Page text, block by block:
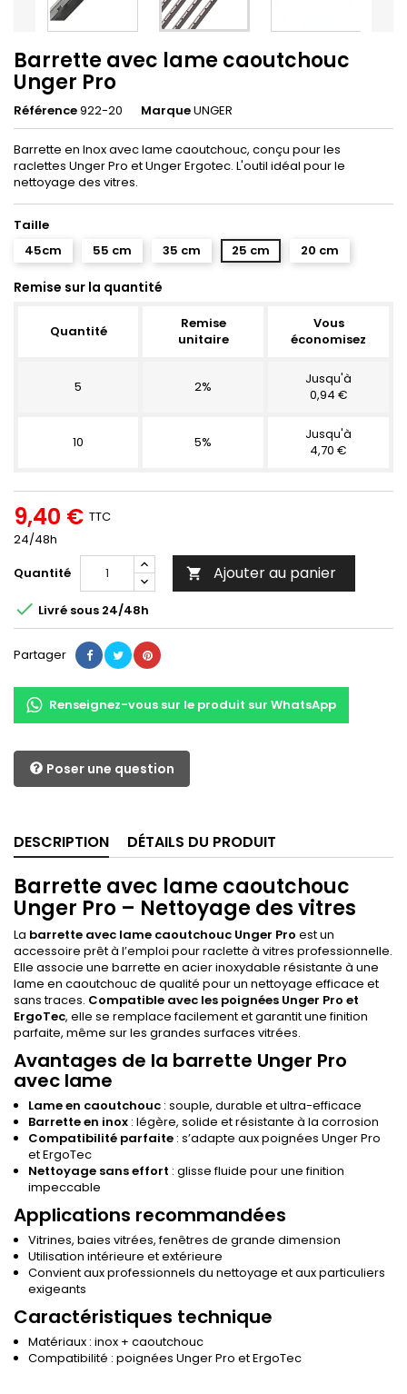
Barrette avec lame caoutchouc
Unger Pro
Référence922-20 MarqueUNGER
Barrette en Inox avec lame caoutchouc, conçu pour les
raclettes Unger Pro et Unger Ergotec. L'outil idéal pour le
nettoyage des vitres.
Taille
45cm
55 cm 35 cm 25 cm 20 cm
Remise sur la quantité
Quantité
Remise
unitaire
Vous
économisez
5 2%
Jusqu'à
0,94 €
10 5%
Jusqu'à
4,70 €
9,40 € TTC
24/48h
Quantité
 Ajouter au panier
 Livré sous 24/48h
Partager
Renseignez-vous sur le produit sur WhatsApp
Poser une question
DESCRIPTION DÉTAILS DU PRODUIT
Barrette avec lame caoutchouc
Unger Pro – Nettoyage des vitres
La barrette avec lame caoutchouc Unger Pro est un
accessoire prêt à l’emploi pour raclette à vitres professionnelle.
Elle associe une barrette en acier inoxydable résistante à une
lame en caoutchouc de qualité pour un nettoyage efficace et
sans traces. Compatible avec les poignées Unger Pro et
ErgoTec, elle se remplace facilement et garantit une finition
parfaite, même sur les grandes surfaces vitrées.
Avantages de la barrette Unger Pro
avec lame
Lame en caoutchouc : souple, durable et ultra-efficace
Barrette en inox : légère, solide et résistante à la corrosion
Compatibilité parfaite : s’adapte aux poignées Unger Pro
et ErgoTec
Nettoyage sans effort : glisse fluide pour une finition
impeccable
Applications recommandées
Vitrines, baies vitrées, fenêtres de grande dimension
Utilisation intérieure et extérieure
Convient aux professionnels du nettoyage et aux particuliers
exigeants
Caractéristiques technique
Matériaux : inox + caoutchouc
Compatibilité : poignées Unger Pro et ErgoTec